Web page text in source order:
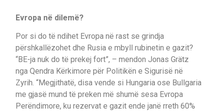
Evropa në dilemë?
Por si do të ndihet Evropa në rast se grindja
përshkallëzohet dhe Rusia e mbyll rubinetin e gazit?
“BE-ja nuk do të prekej fort”, – mendon Jonas Grätz
nga Qendra Kërkimore për Politikën e Sigurisë në
Zyrih. “Megjithatë, disa vende si Hungaria ose Bullgaria
me gjasë mund të preken më shumë sesa Evropa
Perëndimore, ku rezervat e gazit ende janë rreth 60%